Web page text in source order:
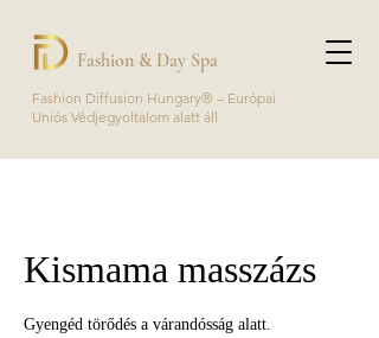
Fashion Diffusion Hungary® – Európai
Uniós Védjegyoltalom alatt áll
Fashion & Day Spa
Kismama masszázs
Gyengéd törődés a várandósság alatt.